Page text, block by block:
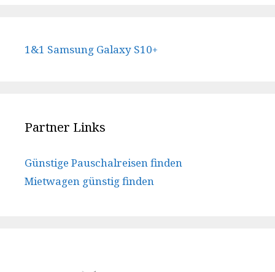
1&1 Samsung Galaxy S10+
Partner Links
Günstige Pauschalreisen finden
Mietwagen günstig finden